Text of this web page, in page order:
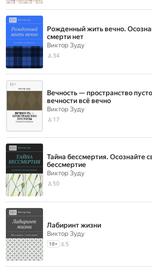
Рожденный жить вечно.
смерти нет
Виктор Зуду
34
Вечность — пространство
вечности всё вечно
Виктор Зуду
17
Тайна бессмертия. Осознайте
бессмертие
Виктор Зуду
50
Лабиринт жизни
Виктор Зуду
18+ 5